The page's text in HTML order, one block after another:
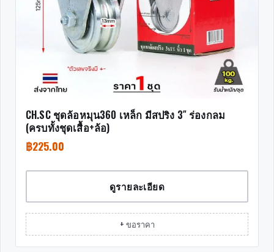
CH.SC ชุดล้อหมุน360 เหล็ก มีสปริง 3″ ร่องกลม
(ครบทั้งชุดเสื้อ+ล้อ)
฿225.00
ดูรายละเอียด
+ ขอราคา